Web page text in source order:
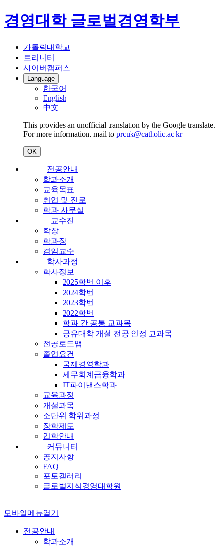
경영대학 글로벌경영학부
가톨릭대학교
트리니티
사이버캠퍼스
Language
한국어
English
中文
This provides an unofficial translation by the Google translate.
For more information, mail to prcuk@catholic.ac.kr
OK
전공안내
학과소개
교육목표
취업 및 진로
학과 사무실
교수진
학장
학과장
겸임교수
학사과정
학사정보
2025학번 이후
2024학번
2023학번
2022학번
학과 간 공통 교과목
공유대학 개설 전공 인정 교과목
전공로드맵
졸업요건
국제경영학과
세무회계금융학과
IT파이낸스학과
교육과정
개설과목
소단위 학위과정
장학제도
입학안내
커뮤니티
공지사항
FAQ
포토갤러리
글로벌지식경영대학원
모바일메뉴열기
전공안내
학과소개